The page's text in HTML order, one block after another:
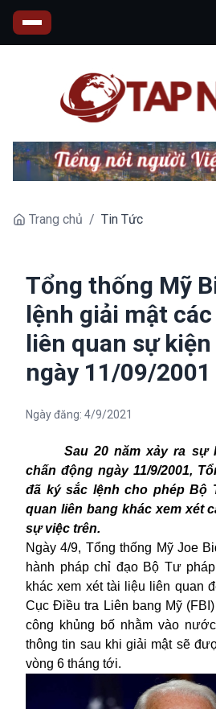
Trang chủ / Tin Tức
Tổng thống Mỹ
lệnh giải mật
liên quan sự
ngày 11/09/2001
Ngày đăng: 4/9/2021
Sau 20 năm xảy ra sự
chấn động ngày 11/9/2001,
đã ký sắc lệnh cho phép Bộ
quan liên bang khác xem xét
sự việc trên.
Ngày 4/9, Tổng thống MỹJoe
hành pháp chỉ đạo Bộ Tư
khác xem xét tài liệu liên quan
Cục Điều tra Liên bang Mỹ
công khủng bố nhằm vào
thông tin sau khi giải mật sẽ
vòng 6 tháng tới.